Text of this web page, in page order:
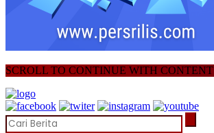
SCROLL TO CONTINUE WITH CONTENT